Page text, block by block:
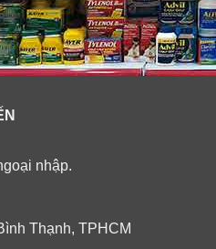
nhập.
Thạnh, TPHCM